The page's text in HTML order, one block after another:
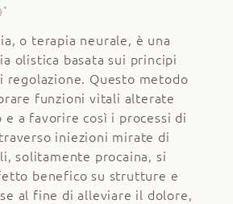
o terapia neurale, è una
olistica basata sui principi
regolazione. Questo metodo
funzioni vitali alterate
e a favorire così i processi di
iniezioni mirate di
solitamente procaina, si
benefico su strutture e
al fine di alleviare il dolore,